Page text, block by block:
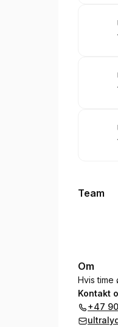
Team
Om
Hvis time
Kontakt
+47